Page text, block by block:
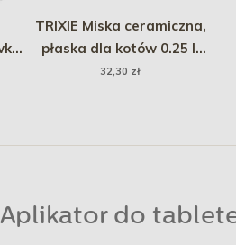
TRIXIE Miska ceramiczna,
płaska dla kotów 0.25 l/
15 cm - brązowy
32,30 zł
Aplikator do